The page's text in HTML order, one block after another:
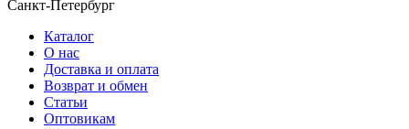
Санкт-Петербург
Каталог
О нас
Доставка и оплата
Возврат и обмен
Статьи
Оптовикам